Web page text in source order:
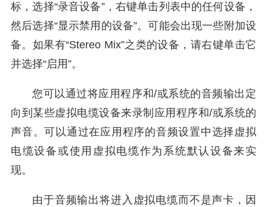
标，选择“录音设备”，右键单击列表中的任何设备，
然后选择“显示禁用的设备”。可能会出现一些附加设
备。如果有“Stereo Mix”之类的设备，请右键单击它
并选择“启用”。
您可以通过将应用程序和/或系统的音频输出定
向到某些虚拟电缆设备来录制应用程序和/或系统的
声音。可以通过在应用程序的音频设置中选择虚拟
电缆设备或使用虚拟电缆作为系统默认设备来实
现。
由于音频输出将进入虚拟电缆而不是声卡，因